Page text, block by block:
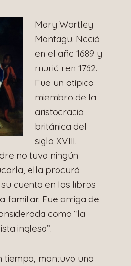
Mary Wortley
Montagu. Nació
en el año 1689 y
murió ren 1762.
Fue un atípico
miembro de la
aristocracia
británica del
siglo XVIII.
no tuvo ningún
ella procuró
cuenta en los libros
familiar. Fue amiga de
como “la
inglesa”.
tiempo, mantuvo una